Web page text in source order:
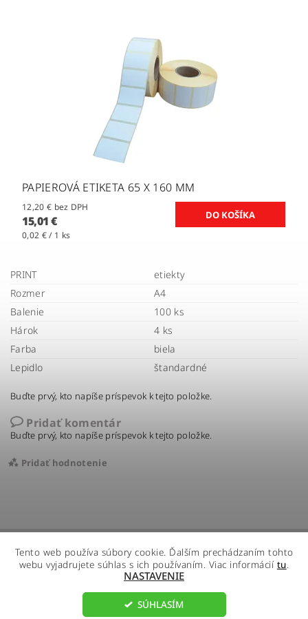
PAPIEROVÁ ETIKETA 65 X 160 MM
12,20 € bez DPH
15,01 €
0,02 € / 1 ks
PRINT
etiekty
Rozmer
A4
Balenie
100 ks
Hárok
4 ks
Farba
biela
Lepidlo
štandardné
Buďte prvý, kto napíše príspevok k tejto položke.
Pridať komentár
Buďte prvý, kto napíše príspevok k tejto položke.
Pridať hodnotenie
Tento web používa súbory cookie. Ďalším prechádzaním tohto
webu vyjadrujete súhlas s ich používaním. Viac informácií tu.
NASTAVENIE
SÚHLASÍM